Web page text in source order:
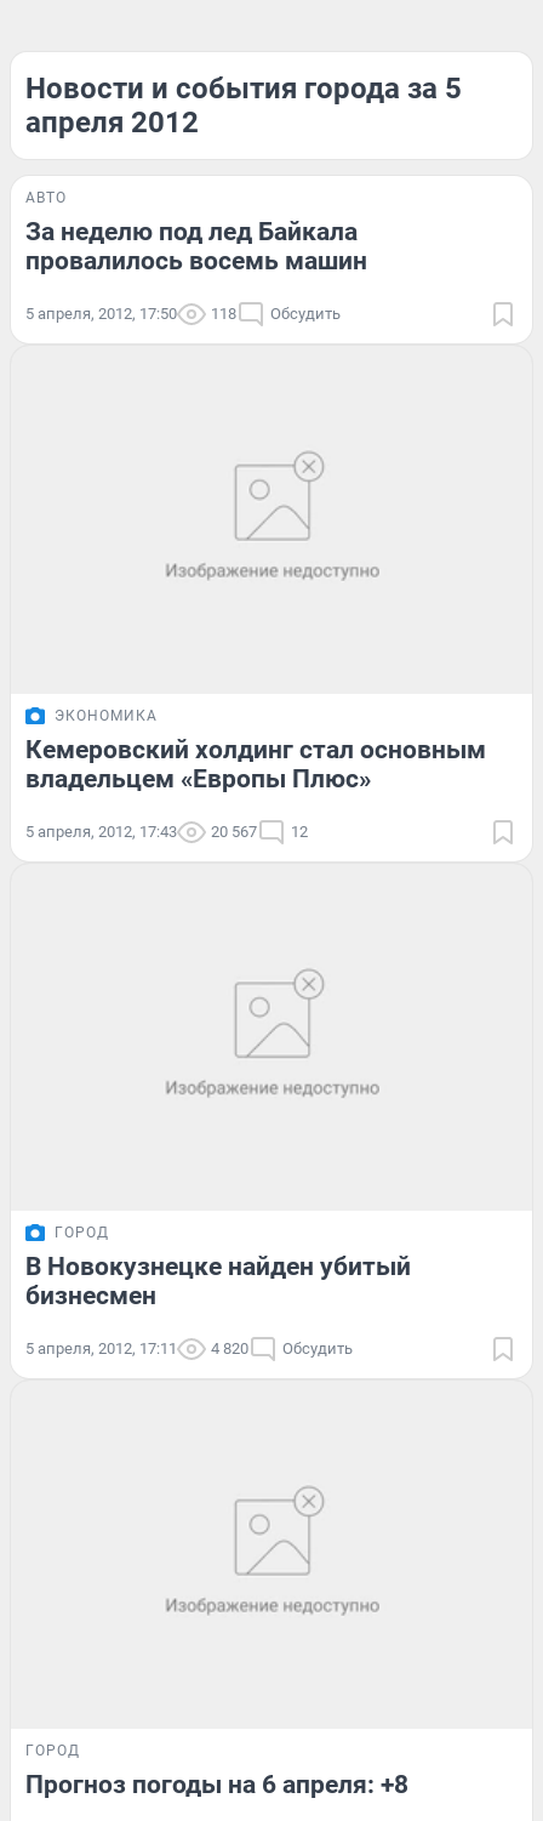
Новости и события города за 5
апреля 2012
АВТО
За неделю под лед Байкала
провалилось восемь машин
5 апреля, 2012, 17:50 118 Обсудить
ЭКОНОМИКА
Кемеровский холдинг стал основным
владельцем «Европы Плюс»
5 апреля, 2012, 17:43 20 567 12
ГОРОД
В Новокузнецке найден убитый
бизнесмен
5 апреля, 2012, 17:11 4 820 Обсудить
ГОРОД
Прогноз погоды на 6 апреля: +8